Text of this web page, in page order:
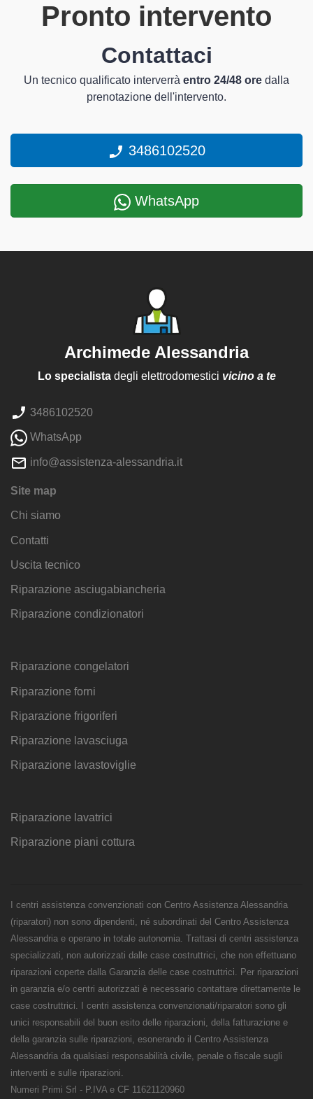
Pronto intervento
Contattaci
Un tecnico qualificato interverrà entro 24/48 ore dalla
prenotazione dell'intervento.
3486102520
WhatsApp
Archimede Alessandria
Lo specialistadegli elettrodomestici vicino a te
3486102520
WhatsApp
info@assistenza-alessandria.it
Site map
Chi siamo
Contatti
Uscita tecnico
Riparazione asciugabiancheria
Riparazione condizionatori
Riparazione congelatori
Riparazione forni
Riparazione frigoriferi
Riparazione lavasciuga
Riparazione lavastoviglie
Riparazione lavatrici
Riparazione piani cottura
I centri assistenza convenzionati con Centro Assistenza Alessandria
(riparatori) non sono dipendenti, né subordinati del Centro Assistenza
Alessandria e operano in totale autonomia. Trattasi di centri assistenza
specializzati, non autorizzati dalle case costruttrici, che non effettuano
riparazioni coperte dalla Garanzia delle case costruttrici. Per riparazioni
in garanzia e/o centri autorizzati è necessario contattare direttamente le
case costruttrici. I centri assistenza convenzionati/riparatori sono gli
unici responsabili del buon esito delle riparazioni, della fatturazione e
della garanzia sulle riparazioni, esonerando il Centro Assistenza
Alessandria da qualsiasi responsabilità civile, penale o fiscale sugli
interventi e sulle riparazioni.
Numeri Primi Srl - P.IVA e CF 11621120960